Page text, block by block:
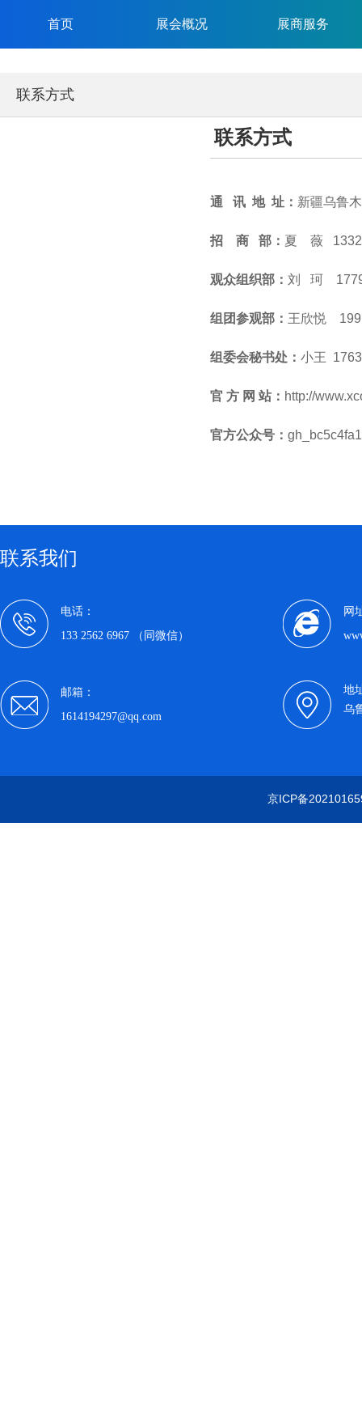
首页 展会概况 展商服务
联系方式
联系方式
通 讯 地 址： 新疆乌鲁
招 商 部： 夏 薇
观众组织部： 刘 珂
组团参观部： 王欣悦
组委会秘书处： 小王
官 方 网 站： http://
官方公众号：
联系我们
电话：
133 2562 6967 （同微信）
网
邮箱：
1614194297@qq.com
地
乌
京ICP备